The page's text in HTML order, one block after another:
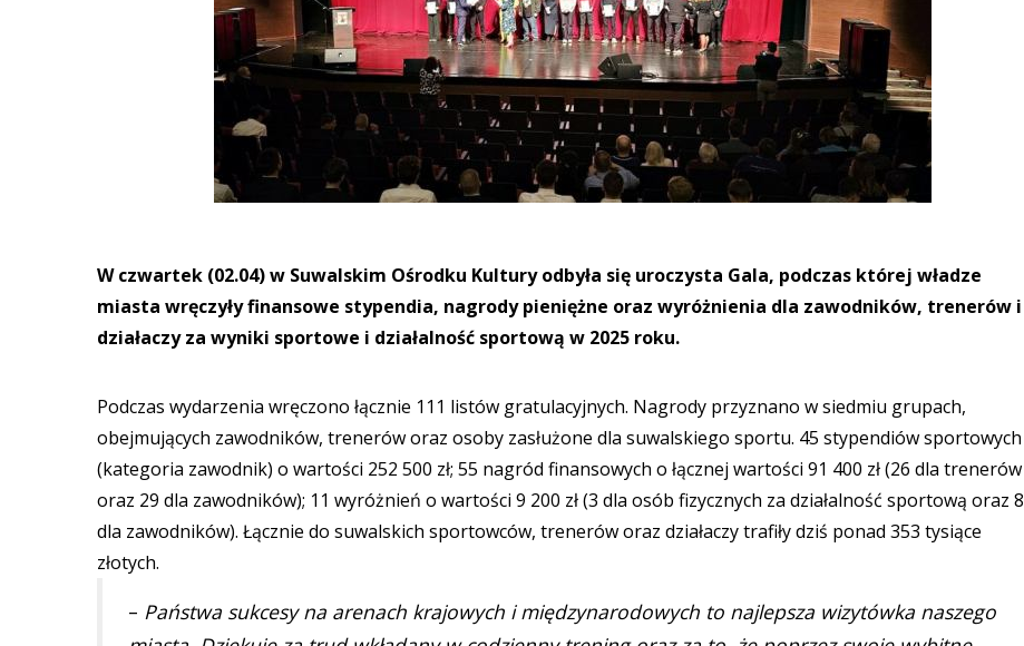
W czwartek (02.04) w Suwalskim Ośrodku Kultury odbyła się uroczysta Gala, podczas której władze
miasta wręczyły finansowe stypendia, nagrody pieniężne oraz wyróżnienia dla zawodników, trenerów i
działaczy za wyniki sportowe i działalność sportową w 2025 roku.
Podczas wydarzenia wręczono łącznie 111 listów gratulacyjnych. Nagrody przyznano w siedmiu grupach,
obejmujących zawodników, trenerów oraz osoby zasłużone dla suwalskiego sportu. 45 stypendiów sportowych
(kategoria zawodnik) o wartości 252 500 zł; 55 nagród finansowych o łącznej wartości 91 400 zł (26 dla trenerów
oraz 29 dla zawodników); 11 wyróżnień o wartości 9 200 zł (3 dla osób fizycznych za działalność sportową oraz 8
dla zawodników). Łącznie do suwalskich sportowców, trenerów oraz działaczy trafiły dziś ponad 353 tysiące
złotych.
– Państwa sukcesy na arenach krajowych i międzynarodowych to najlepsza wizytówka naszego